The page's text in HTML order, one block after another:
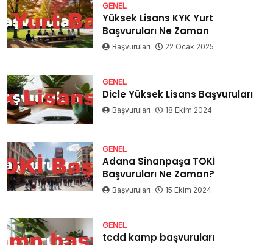
GENEL
Yüksek Lisans KYK Yurt
Başvuruları Ne Zaman
Başvuruları 22 Ocak 2025
GENEL
Dicle Yüksek Lisans Başvuruları
Başvuruları 18 Ekim 2024
GENEL
Adana Sinanpaşa TOKİ
Başvuruları Ne Zaman?
Başvuruları 15 Ekim 2024
GENEL
tcdd kamp başvuruları